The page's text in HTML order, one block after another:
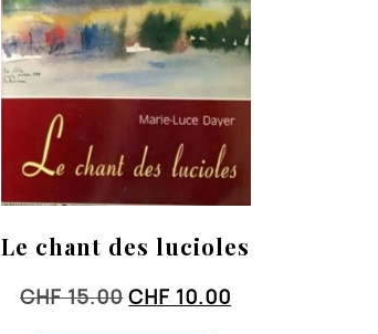
Le chant des lucioles
CHF15.00 Le
CHF 10.00